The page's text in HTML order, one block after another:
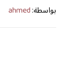
بواسطة:ahmed